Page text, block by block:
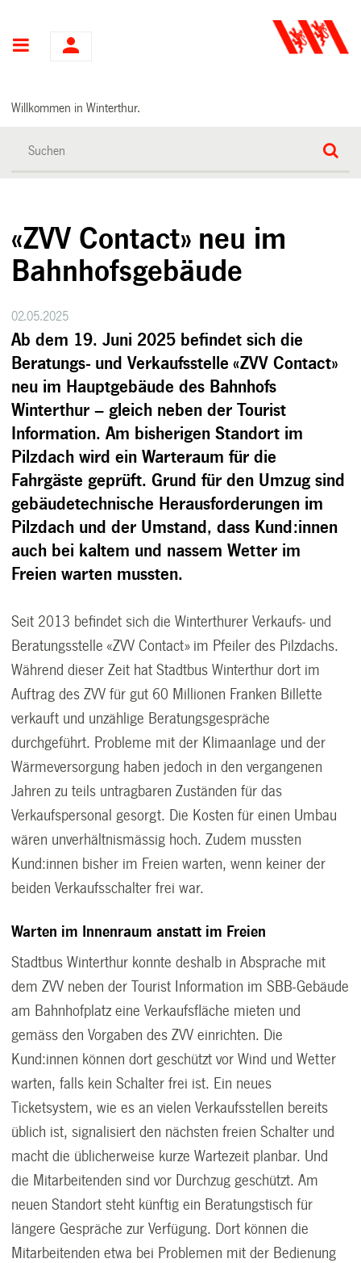
Hauptnavigation
Willkommen in Winterthur.
«ZVV Contact» neu im
Bahnhofsgebäude
02.05.2025
Ab dem 19. Juni 2025 befindet sich die
Beratungs- und Verkaufsstelle «ZVV Contact»
neu im Hauptgebäude des Bahnhofs
Winterthur – gleich neben der Tourist
Information. Am bisherigen Standort im
Pilzdach wird ein Warteraum für die
Fahrgäste geprüft. Grund für den Umzug sind
gebäudetechnische Herausforderungen im
Pilzdach und der Umstand, dass Kund:innen
auch bei kaltem und nassem Wetter im
Freien warten mussten.
Seit 2013 befindet sich die Winterthurer Verkaufs- und
Beratungsstelle «ZVV Contact» im Pfeiler des Pilzdachs.
Während dieser Zeit hat Stadtbus Winterthur dort im
Auftrag des ZVV für gut 60 Millionen Franken Billette
verkauft und unzählige Beratungsgespräche
durchgeführt. Probleme mit der Klimaanlage und der
Wärmeversorgung haben jedoch in den vergangenen
Jahren zu teils untragbaren Zuständen für das
Verkaufspersonal gesorgt. Die Kosten für einen Umbau
wären unverhältnismässig hoch. Zudem mussten
Kund:innen bisher im Freien warten, wenn keiner der
beiden Verkaufsschalter frei war.
Warten im Innenraum anstatt im Freien
Stadtbus Winterthur konnte deshalb in Absprache mit
dem ZVV neben der Tourist Information im SBB-Gebäude
am Bahnhofplatz eine Verkaufsfläche mieten und
gemäss den Vorgaben des ZVV einrichten. Die
Kund:innen können dort geschützt vor Wind und Wetter
warten, falls kein Schalter frei ist. Ein neues
Ticketsystem, wie es an vielen Verkaufsstellen bereits
üblich ist, signalisiert den nächsten freien Schalter und
macht die üblicherweise kurze Wartezeit planbar. Und
die Mitarbeitenden sind vor Durchzug geschützt. Am
neuen Standort steht künftig ein Beratungstisch für
längere Gespräche zur Verfügung. Dort können die
Mitarbeitenden etwa bei Problemen mit der Bedienung